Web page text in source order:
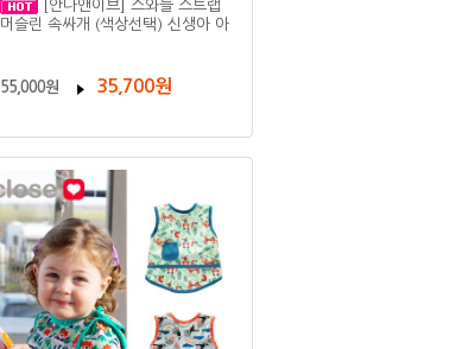
[안나앤이브] 스와들 스트랩
머슬린 속싸개 (색상선택) 신생아 아
55,000원 35,700원